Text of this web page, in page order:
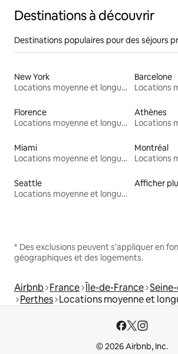
Destinations à découvrir
Destinations populaires pour des séjours
New York
Locations moyenne et longue durée
Barcelone
Florence
Locations moyenne et longue durée
Athènes
Miami
Locations moyenne et longue durée
Montréal
Seattle
Locations moyenne et longue durée
Afficher
* Des exclusions peuvent s'appliquer en
géographiques et des logements.
Airbnb France Île-de-France
Perthes Locations moyenne et
© 2026 Airbnb, Inc.